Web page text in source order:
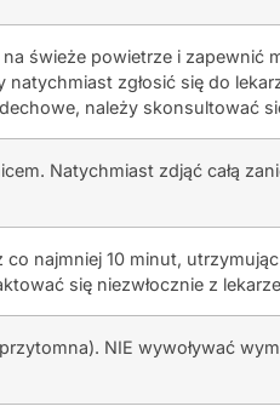
świeże powietrze i zapewnić
zgłosić się do
należy skonsultować
Natychmiast zdjąć całą
najmniej 10 minut,
się niezwłocznie z
NIE wywoływać